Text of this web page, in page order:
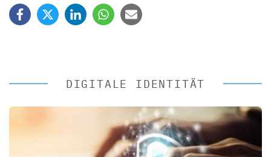
DIGITALE IDENTITÄT